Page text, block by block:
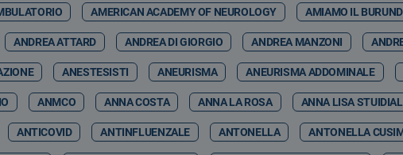
AMERICAN ACADEMY OF NEUROLOGY AMIAMO IL
ANDREA ATTARD ANDREA DI GIORGIO ANDREA MANZONI
ANESTESISTI ANEURISMA ANEURISMA ADDOMINALE
ANMCO ANNA COSTA ANNA LA ROSA ANNA LISA
ANTICOVID ANTINFLUENZALE ANTONELLA ANTONELLA